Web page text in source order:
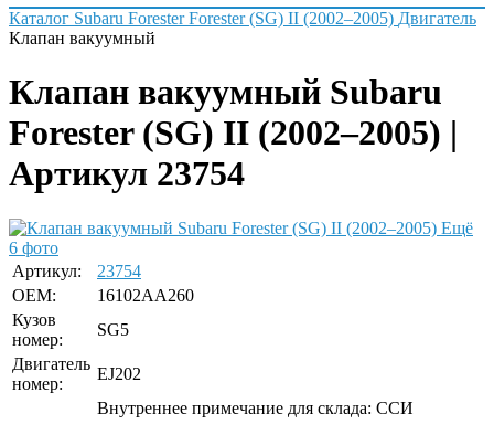
Каталог Subaru Forester Forester (SG) II (2002–2005) Двигатель
Клапан вакуумный
Клапан вакуумный Subaru
Forester (SG) II (2002–2005) |
Артикул 23754
Ещё
6 фото
Артикул:
23754
OEM:
16102AA260
Кузов
номер:
SG5
Двигатель
номер:
EJ202
Внутреннее примечание для склада: ССИ